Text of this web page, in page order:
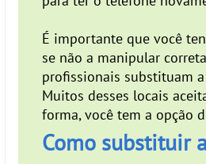
É importante que você
se não a manipular
profissionais substituam
Muitos desses locais
forma, você tem a opção
Como substituir